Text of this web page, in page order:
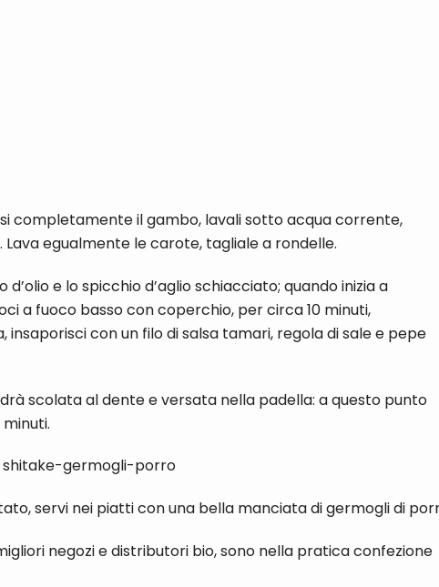
completamente il gambo, lavali sotto acqua corrente,
egualmente le carote, tagliale a rondelle.
e lo spicchio d’aglio schiacciato; quando inizia a
a fuoco basso con coperchio, per circa 10 minuti,
con un filo di salsa tamari, regola di sale e pepe
scolata al dente e versata nella padella: a questo punto
servi nei piatti con una bella manciata di germogli di
negozi e distributori bio, sono nella pratica confezione